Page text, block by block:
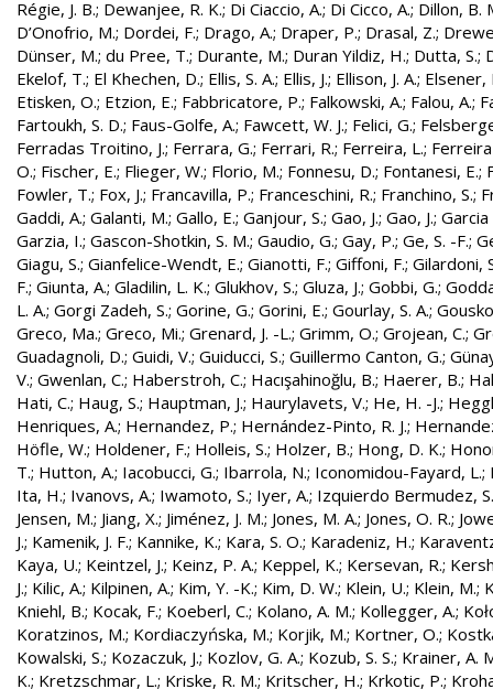
Régie, J. B.; Dewanjee, R. K.; Di Ciaccio, A.; Di Cicco, A.; Dillon, B.
D’Onofrio, M.; Dordei, F.; Drago, A.; Draper, P.; Drasal, Z.;
Dünser, M.; du Pree, T.; Durante, M.; Duran Yildiz, H.; Dutta, S.;
Ekelof, T.; El Khechen, D.; Ellis, S. A.; Ellis, J.; Ellison, J. A.; Elsener,
Etisken, O.; Etzion, E.; Fabbricatore, P.; Falkowski, A.; Falou, A.;
Fartoukh, S. D.; Faus-Golfe, A.; Fawcett, W. J.; Felici, G.;
Ferradas Troitino, J.; Ferrara, G.; Ferrari, R.; Ferreira, L.;
O.; Fischer, E.; Flieger, W.; Florio, M.; Fonnesu, D.; Fontanesi, E.;
Fowler, T.; Fox, J.; Francavilla, P.; Franceschini, R.; Franchino, S.;
Gaddi, A.; Galanti, M.; Gallo, E.; Ganjour, S.; Gao, J.; Gao, J.; Garcia
Garzia, I.; Gascon-Shotkin, S. M.; Gaudio, G.; Gay, P.; Ge, S. -F.;
Giagu, S.; Gianfelice-Wendt, E.; Gianotti, F.; Giffoni, F.; Gilardoni,
F.; Giunta, A.; Gladilin, L. K.; Glukhov, S.; Gluza, J.; Gobbi, G.;
L. A.; Gorgi Zadeh, S.; Gorine, G.; Gorini, E.; Gourlay, S. A.;
Greco, Ma.; Greco, Mi.; Grenard, J. -L.; Grimm, O.; Grojean, C.;
Guadagnoli, D.; Guidi, V.; Guiducci, S.; Guillermo Canton, G.;
V.; Gwenlan, C.; Haberstroh, C.; Hacışahinoğlu, B.; Haerer, B.;
Hati, C.; Haug, S.; Hauptman, J.; Haurylavets, V.; He, H. -J.;
Henriques, A.; Hernandez, P.; Hernández-Pinto, R. J.;
Höfle, W.; Holdener, F.; Holleis, S.; Holzer, B.; Hong, D. K.;
T.; Hutton, A.; Iacobucci, G.; Ibarrola, N.; Iconomidou-Fayard, L.;
Ita, H.; Ivanovs, A.; Iwamoto, S.; Iyer, A.; Izquierdo Bermudez, S.
Jensen, M.; Jiang, X.; Jiménez, J. M.; Jones, M. A.; Jones, O. R.;
J.; Kamenik, J. F.; Kannike, K.; Kara, S. O.; Karadeniz, H.;
Kaya, U.; Keintzel, J.; Keinz, P. A.; Keppel, K.; Kersevan, R.;
J.; Kilic, A.; Kilpinen, A.; Kim, Y. -K.; Kim, D. W.; Klein, U.; Klein, M.;
Kniehl, B.; Kocak, F.; Koeberl, C.; Kolano, A. M.; Kollegger, A.;
Koratzinos, M.; Kordiaczyńska, M.; Korjik, M.; Kortner, O.;
Kowalski, S.; Kozaczuk, J.; Kozlov, G. A.; Kozub, S. S.; Krainer, A.
K.; Kretzschmar, L.; Kriske, R. M.; Kritscher, H.; Krkotic, P.;